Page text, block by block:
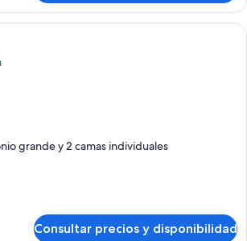
Suite Cabane | Ropa de cama de
grande y 2 camas individuales
Consultar precios y disponibilidad